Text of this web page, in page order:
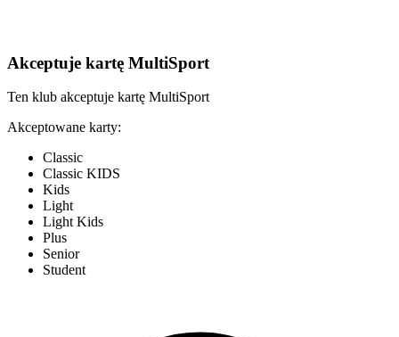
Akceptuje kartę MultiSport
Ten klub akceptuje kartę MultiSport
Akceptowane karty:
Classic
Classic KIDS
Kids
Light
Light Kids
Plus
Senior
Student